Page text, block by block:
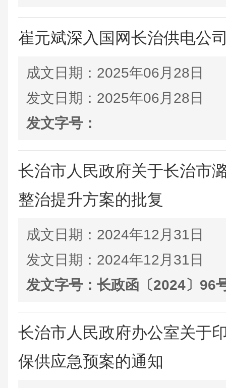
崔元斌深入国网长治供电公
成文日期： 2025年06月28日
发文日期： 2025年06月28日
发文字号：
长治市人民政府关于长治市
整治提升方案的批复
成文日期： 2024年12月31日
发文日期： 2024年12月31日
发文字号： 长政函〔2024〕96
长治市人民政府办公室关于
保供应急预案的通知